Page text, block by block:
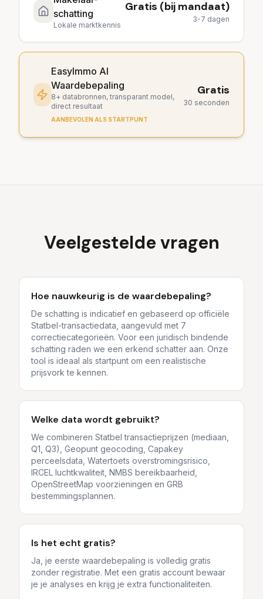
schatting
Lokale marktkennis
Gratis (bij mandaat)
3-7 dagen
EasyImmo AI
Waardebepaling
8+ databronnen, transparant model,
direct resultaat
AANBEVOLEN ALS STARTPUNT
Gratis
30 seconden
Veelgestelde vragen
Hoe nauwkeurig is de waardebepaling?
De schatting is indicatief en gebaseerd op officiële
Statbel-transactiedata, aangevuld met 7
correctiecategorieën. Voor een juridisch bindende
schatting raden we een erkend schatter aan. Onze
tool is ideaal als startpunt om een realistische
prijsvork te kennen.
Welke data wordt gebruikt?
We combineren Statbel transactieprijzen (mediaan,
Q1, Q3), Geopunt geocoding, Capakey
perceelsdata, Watertoets overstromingsrisico,
IRCEL luchtkwaliteit, NMBS bereikbaarheid,
OpenStreetMap voorzieningen en GRB
bestemmingsplannen.
Is het echt gratis?
Ja, je eerste waardebepaling is volledig gratis
zonder registratie. Met een gratis account bewaar
je je analyses en krijg je extra functionaliteiten.